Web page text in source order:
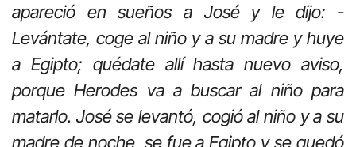
apareció en sueños a José y le dijo: -
Levántate, coge al niño y a su madre y huye
a Egipto; quédate allí hasta nuevo aviso,
porque Herodes va a buscar al niño para
matarlo. José se levantó, cogió al niño y a su
madre de noche, se fue a Egipto y se quedó